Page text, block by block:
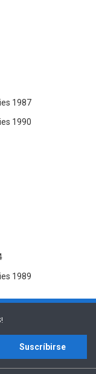
1987
1990
1989
Suscríbirse